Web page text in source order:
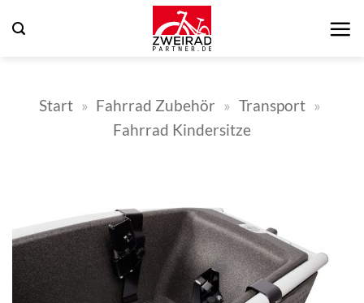
Inhalt
Start » Fahrrad Zubehör » Transport »
Fahrrad Kindersitze